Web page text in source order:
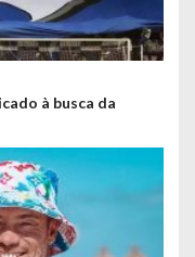
à busca da